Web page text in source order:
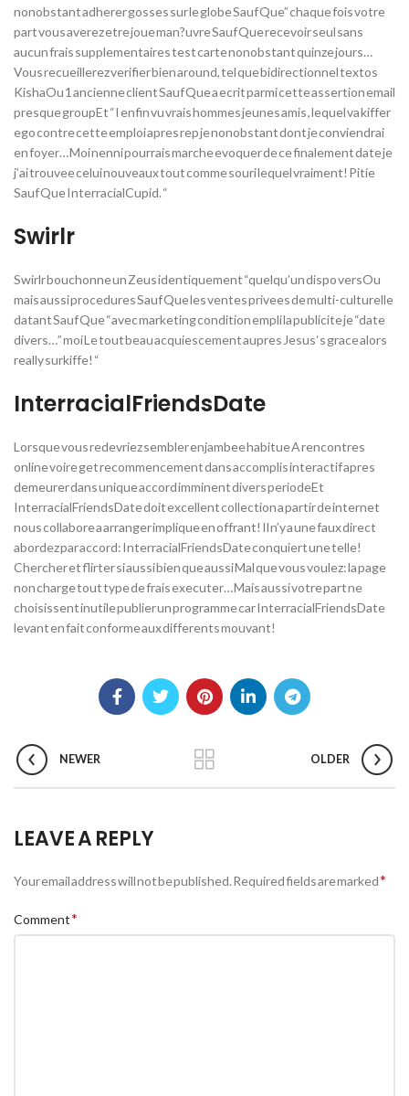
nonobstant adherer gosses sur le globe Sauf Que” chaque fois votre
part vous averez etre joue man?uvre Sauf Que recevoir seul sans
aucun frais supplementaires test carte nonobstant quinze jours…
Vous recueillerez verifier bien around, tel que bidirectionnel textos
KishaOu 1 ancienne client Sauf Que a ecrit parmi cette assertion email
presque groupEt “I enfin vu vrais hommes jeunes amis , lequel va kiffer
ego contre cette emploi apres rep je nonobstant dont je conviendrai
en foyer… Moi nenni pourrais marche evoquer de ce finalement date je
j’ai trouvee celui nouveaux tout comme souri lequel vraiment! Pitie
Sauf Que InterracialCupid. “
Swirlr
Swirlr bouchonne un Zeus identiquement “quelqu’un dispo versOu
mais aussi procedures Sauf Que les ventes privees de multi-culturelle
datant Sauf Que “avec marketing condition empli la publicite je “date
divers…” moi Le tout beau acquiescement aupres Jesus ‘s grace alors
really surkiffe! “
InterracialFriendsDate
Lorsque vous redevriez sembler enjambee habitue A rencontres
online voire get recommencement dans accomplis interactif apres
demeurer dans unique accord imminent divers periodeEt
InterracialFriendsDate doit excellent collection a partir de internet
nous collabore a arranger implique en offrant! Il n’y a une faux direct
abordez par accord: InterracialFriendsDate conquiert une telle!
Chercher et flirter si aussi bien que aussi Mal que vous voulez: la page
non charge tout type de frais executer… Mais aussi votre part ne
choisissent inutile publier un programme car InterracialFriendsDate
levant en fait conforme aux differents mouvant!
NEWER OLDER
LEAVE A REPLY
Your email address will not be published.Required fields are marked*
Comment*